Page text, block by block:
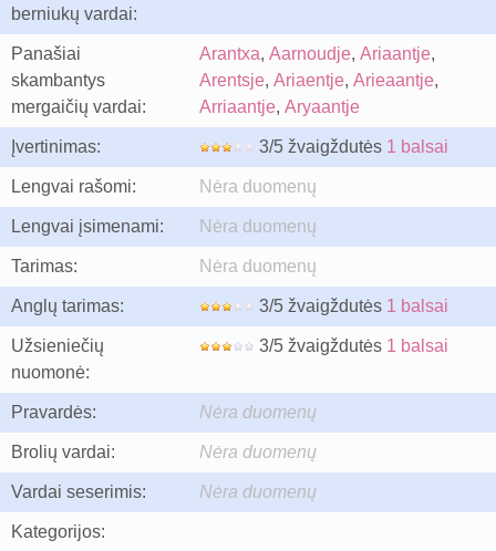
berniukų vardai:
Panašiai
skambantys
mergaičių vardai:
Arantxa, Aarnoudje, Ariaantje,
Arentsje, Ariaentje, Arieaantje,
Arriaantje, Aryaantje
Įvertinimas: 3/5 žvaigždutės 1 balsai
Lengvai rašomi: Nėra duomenų
Lengvai įsimenami: Nėra duomenų
Tarimas: Nėra duomenų
Anglų tarimas: 3/5 žvaigždutės 1 balsai
Užsieniečių
nuomonė:
3/5 žvaigždutės 1 balsai
Pravardės: Nėra duomenų
Brolių vardai: Nėra duomenų
Vardai seserimis: Nėra duomenų
Kategorijos: